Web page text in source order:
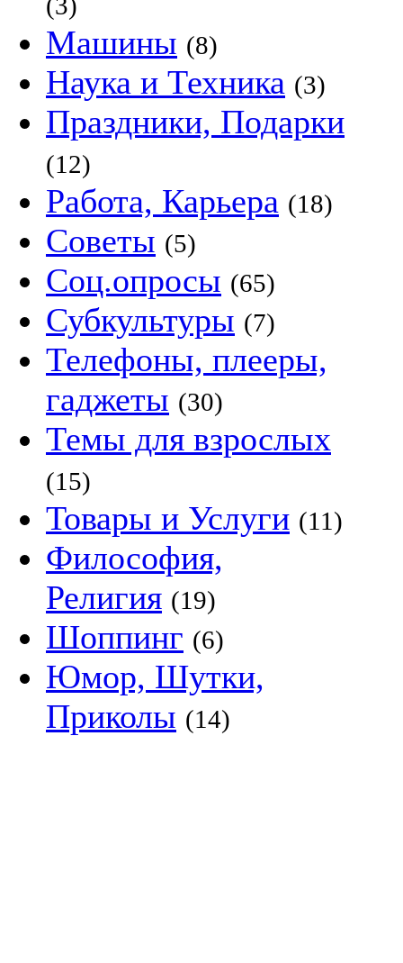
Машины (8)
Наука и Техника (3)
Праздники, Подарки
(12)
Работа, Карьера (18)
Советы (5)
Соц.опросы (65)
Субкультуры (7)
Телефоны, плееры,
гаджеты (30)
Темы для взрослых
(15)
Товары и Услуги (11)
Философия,
Религия (19)
Шоппинг (6)
Юмор, Шутки,
Приколы (14)